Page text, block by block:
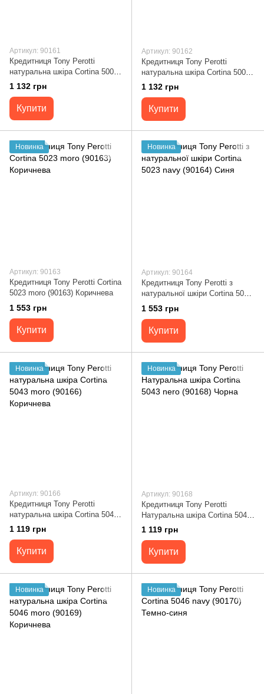
Артикул: 90161
Кредитниця Tony Perotti
натуральна шкіра Cortina 5001
navy (90161) Темно-синя
1 132 грн
Купити
Артикул: 90162
Кредитниця Tony Perotti
натуральна шкіра Cortina 5001
nero (90162) Чорна
1 132 грн
Купити
Новинка
Артикул: 90163
Кредитниця Tony Perotti Cortina
5023 moro (90163) Коричнева
1 553 грн
Купити
Новинка
Артикул: 90164
Кредитниця Tony Perotti з
натуральної шкіри Cortina 5023
navy (90164) Синя
1 553 грн
Купити
Новинка
Артикул: 90166
Кредитниця Tony Perotti
натуральна шкіра Cortina 5043
moro (90166) Коричнева
1 119 грн
Купити
Новинка
Артикул: 90168
Кредитниця Tony Perotti
Натуральна шкіра Cortina 5043
nero (90168) Чорна
1 119 грн
Купити
Новинка Новинка